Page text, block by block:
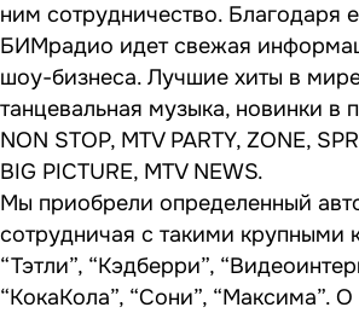
ним сотрудничество. Благодаря
БИМрадио идет свежая
шоу-бизнеса. Лучшие хиты в
танцевальная музыка, новинки в
NON STOP, MTV PARTY, ZONE,
BIG PICTURE, MTV NEWS.
Мы приобрели определенный
сотрудничая с такими крупными
“Тэтли”, “Кэдберри”,
“КокаКола”, “Сони”, “Максима”.